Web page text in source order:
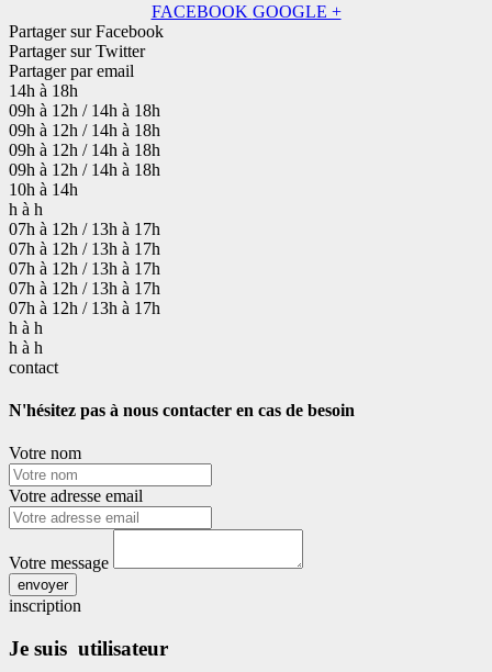
FACEBOOK GOOGLE +
Partager sur Facebook
Partager sur Twitter
Partager par email
14h à 18h
09h à 12h / 14h à 18h
09h à 12h / 14h à 18h
09h à 12h / 14h à 18h
09h à 12h / 14h à 18h
10h à 14h
h à h
07h à 12h / 13h à 17h
07h à 12h / 13h à 17h
07h à 12h / 13h à 17h
07h à 12h / 13h à 17h
07h à 12h / 13h à 17h
h à h
h à h
contact
N'hésitez pas à nous contacter en cas de besoin
Votre nom
Votre adresse email
Votre message
envoyer
inscription
Je suis utilisateur